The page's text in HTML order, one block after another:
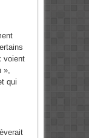
voient
qui